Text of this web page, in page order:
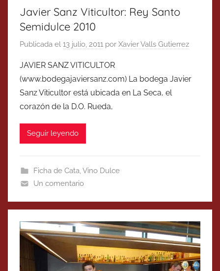
Javier Sanz Viticultor: Rey Santo
Semidulce 2010
Publicada el 13 julio, 2011 por Xavier Valls Gutierrez
JAVIER SANZ VITICULTOR
(www.bodegajaviersanz.com) La bodega Javier
Sanz Viticultor está ubicada en La Seca, el
corazón de la D.O. Rueda,
Seguir leyendo
Ficha de Cata,Vino Dulce
Un comentario